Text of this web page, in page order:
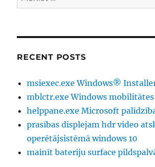
RECENT POSTS
msiexec.exe Windows®
mblctr.exe Windows
helppane.exe Microsoft
prasības displejam hdr video
operētājsistēmā windows 10
mainīt bateriju surface